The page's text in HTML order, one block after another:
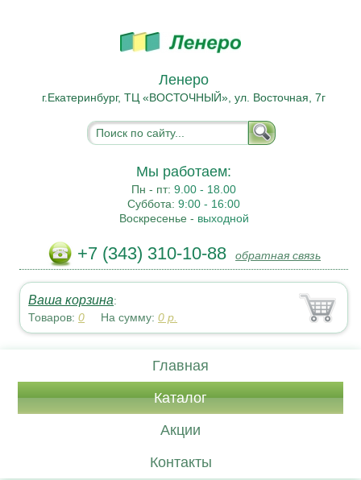
Ленеро
г.Екатеринбург, ТЦ «ВОСТОЧНЫЙ», ул. Восточная, 7г
Мы работаем:
Пн - пт:9.00 - 18.00
Суббота:9:00 - 16:00
Воскресенье - выходной
+7 (343) 310-10-88 обратная связь
Ваша корзина:
Товаров:0 На сумму:0 р.
Главная
Каталог
Акции
Контакты